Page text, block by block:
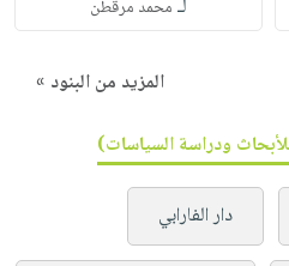
لـ محمد مرقطن
المزيد من البنود »
ودراسة السياسات)
دار الفارابي